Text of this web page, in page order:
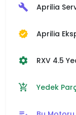
build Aprilia
verified Aprilia
settings RXV 4.5
add_shopping_cart Yedek